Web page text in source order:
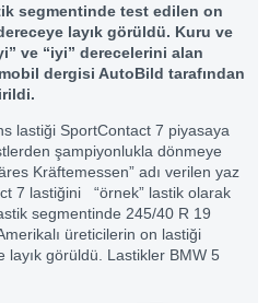
segmentinde test edilen on
layık görüldü. Kuru ve
ve “iyi” derecelerini alan
dergisi AutoBild tarafından
lastiği SportContact 7 piyasaya
şampiyonlukla dönmeye
Kräftemessen” adı verilen yaz
7 lastiğini “örnek” lastik olarak
segmentinde 245/40 R 19
üreticilerin on lastiği
layık görüldü. Lastikler BMW 5